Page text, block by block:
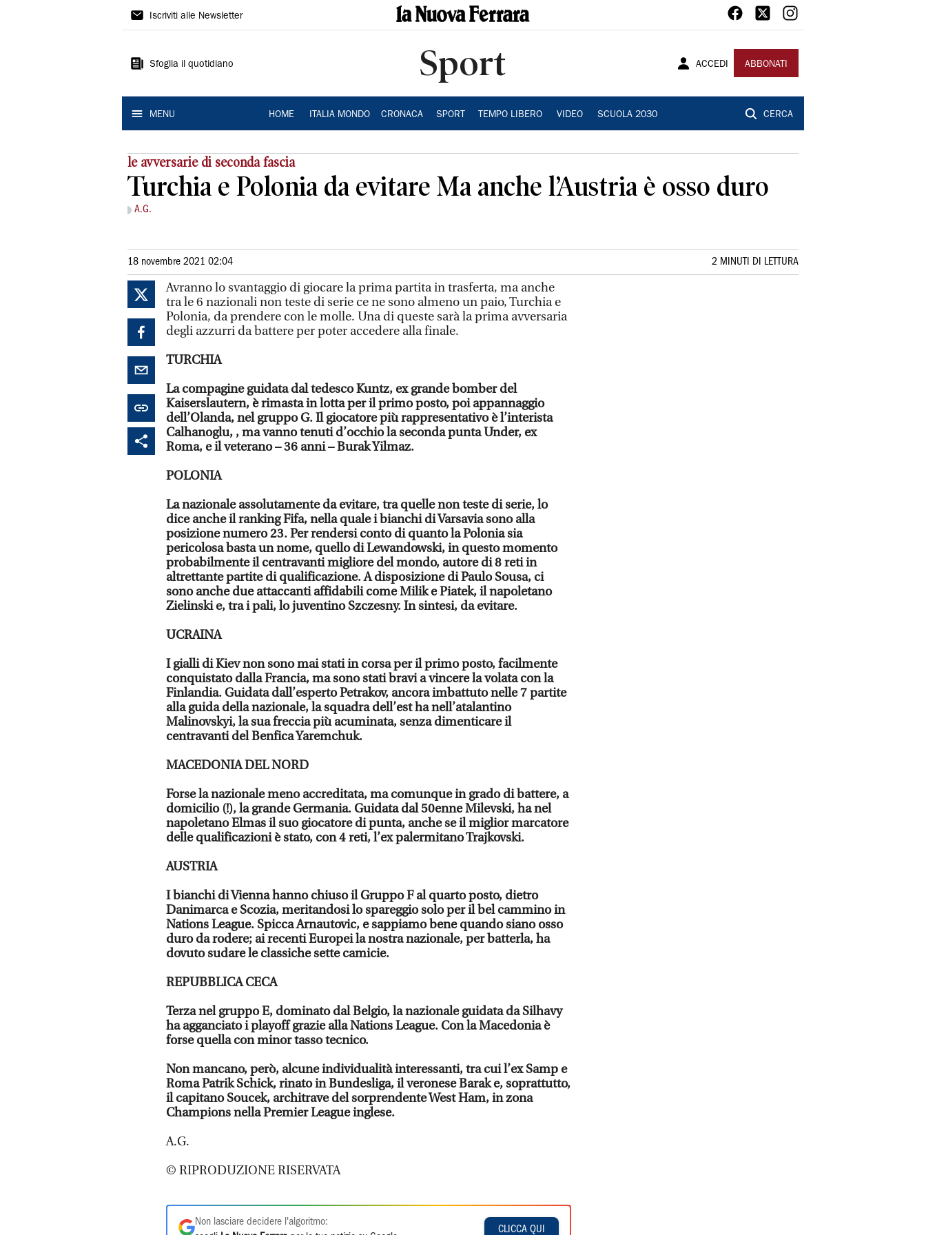
La
Ferrara
Iscriviti alle Newsletter
Sfoglia il quotidiano Sport ACCEDI ABBONATI
MENU HOME ITALIA MONDO CRONACA SPORT TEMPO LIBERO VIDEO SCUOLA 2030 CERCA
le avversarie di seconda fascia
Turchia e Polonia da evitare Ma anche l’Austria è osso duro
A.G.
18 novembre 2021 02:04 2 MINUTI DI LETTURA
Avranno lo svantaggio di giocare la prima partita in trasferta, ma anche
tra le 6 nazionali non teste di serie ce ne sono almeno un paio, Turchia e
Polonia, da prendere con le molle. Una di queste sarà la prima avversaria
degli azzurri da battere per poter accedere alla finale.
TURCHIA
La compagine guidata dal tedesco Kuntz, ex grande bomber del
Kaiserslautern, è rimasta in lotta per il primo posto, poi appannaggio
dell’Olanda, nel gruppo G. Il giocatore più rappresentativo è l’interista
Calhanoglu, , ma vanno tenuti d’occhio la seconda punta Under, ex
Roma, e il veterano – 36 anni – Burak Yilmaz.
POLONIA
La nazionale assolutamente da evitare, tra quelle non teste di serie, lo
dice anche il ranking Fifa, nella quale i bianchi di Varsavia sono alla
posizione numero 23. Per rendersi conto di quanto la Polonia sia
pericolosa basta un nome, quello di Lewandowski, in questo momento
probabilmente il centravanti migliore del mondo, autore di 8 reti in
altrettante partite di qualificazione. A disposizione di Paulo Sousa, ci
sono anche due attaccanti affidabili come Milik e Piatek, il napoletano
Zielinski e, tra i pali, lo juventino Szczesny. In sintesi, da evitare.
UCRAINA
I gialli di Kiev non sono mai stati in corsa per il primo posto, facilmente
conquistato dalla Francia, ma sono stati bravi a vincere la volata con la
Finlandia. Guidata dall’esperto Petrakov, ancora imbattuto nelle 7 partite
alla guida della nazionale, la squadra dell’est ha nell’atalantino
Malinovskyi, la sua freccia più acuminata, senza dimenticare il
centravanti del Benfica Yaremchuk.
MACEDONIA DEL NORD
Forse la nazionale meno accreditata, ma comunque in grado di battere, a
domicilio (!), la grande Germania. Guidata dal 50enne Milevski, ha nel
napoletano Elmas il suo giocatore di punta, anche se il miglior marcatore
delle qualificazioni è stato, con 4 reti, l’ex palermitano Trajkovski.
AUSTRIA
I bianchi di Vienna hanno chiuso il Gruppo F al quarto posto, dietro
Danimarca e Scozia, meritandosi lo spareggio solo per il bel cammino in
Nations League. Spicca Arnautovic, e sappiamo bene quando siano osso
duro da rodere; ai recenti Europei la nostra nazionale, per batterla, ha
dovuto sudare le classiche sette camicie.
REPUBBLICA CECA
Terza nel gruppo E, dominato dal Belgio, la nazionale guidata da Silhavy
ha agganciato i playoff grazie alla Nations League. Con la Macedonia è
forse quella con minor tasso tecnico.
Non mancano, però, alcune individualità interessanti, tra cui l’ex Samp e
Roma Patrik Schick, rinato in Bundesliga, il veronese Barak e, soprattutto,
il capitano Soucek, architrave del sorprendente West Ham, in zona
Champions nella Premier League inglese.
A.G.
© RIPRODUZIONE RISERVATA
Non lasciare decidere l'algoritmo:
CLICCA QUI